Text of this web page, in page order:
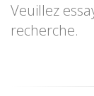
Veuillez
recherche.